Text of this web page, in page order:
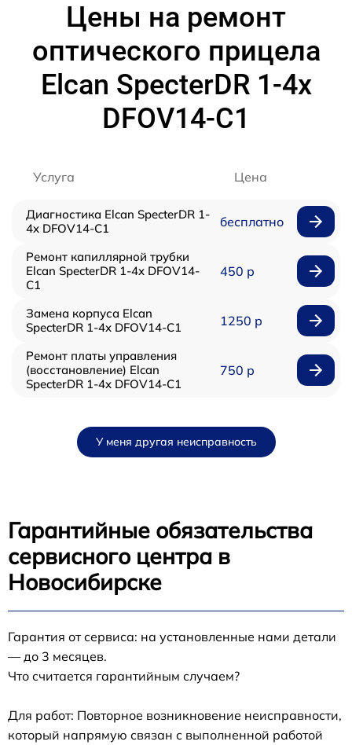
Цены на ремонт
оптического прицела
Elcan SpecterDR 1-4x
DFOV14-C1
Услуга Цена
Диагностика Elcan SpecterDR 1-
4x DFOV14-C1
бесплатно
Ремонт капиллярной трубки
Elcan SpecterDR 1-4x DFOV14-
C1
450 р
Замена корпуса Elcan
SpecterDR 1-4x DFOV14-C1
1250 р
Ремонт платы управления
(восстановление) Elcan
SpecterDR 1-4x DFOV14-C1
750 р
У меня другая неисправность
Гарантийные обязательства
сервисного центра в
Новосибирске
Гарантия от сервиса: на установленные нами детали
— до 3 месяцев.
Что считается гарантийным случаем?
Для работ: Повторное возникновение неисправности,
который напрямую связан с выполненной работой